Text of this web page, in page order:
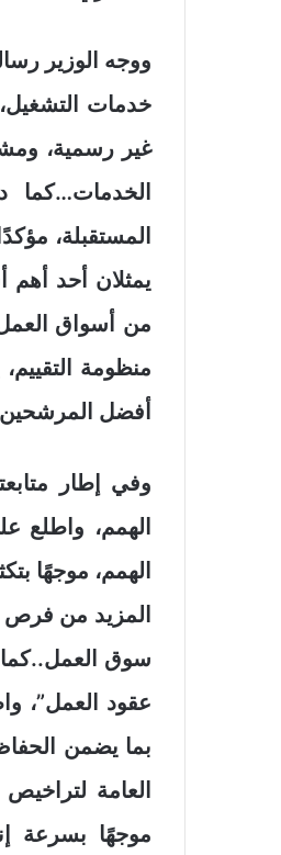
ووجه الوزير
خدمات
غير رسمية،
الخدمات…كما
المستقبلة،
يمثلان أحد أهم
من أسواق
منظومة
أفضل
وفي إطار
الهمم، واطلع
الهمم، موجهًا
المزيد من فرص
سوق العمل..كما
عقود العمل”،
بما يضمن
العامة
موجهًا بسرعة